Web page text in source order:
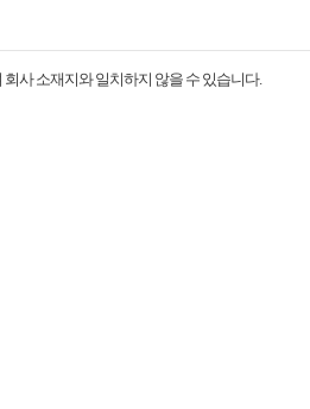
사 소재지와 일치하지 않을 수 있습니다.